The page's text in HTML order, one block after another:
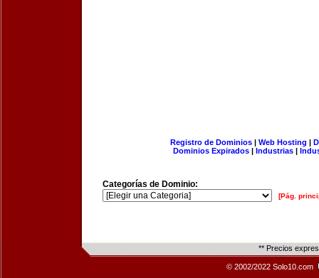
Registro de Dominios| Web Hosting |
Dominios Expirados | Industrias |
Categorías de Dominio:
[Pág.
** Precios
© 2002/2022 Solo10.com